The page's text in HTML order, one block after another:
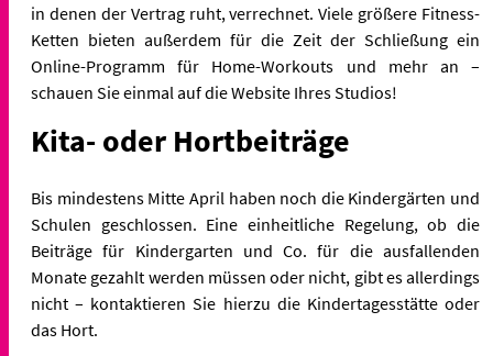
in denen der Vertrag ruht, verrechnet. Viele größere Fitness-
Ketten bieten außerdem für die Zeit der Schließung ein
Online-Programm für Home-Workouts und mehr an –
schauen Sie einmal auf die Website Ihres Studios!
Kita- oder Hortbeiträge
Bis mindestens Mitte April haben noch die Kindergärten und
Schulen geschlossen. Eine einheitliche Regelung, ob die
Beiträge für Kindergarten und Co. für die ausfallenden
Monate gezahlt werden müssen oder nicht, gibt es allerdings
nicht – kontaktieren Sie hierzu die Kindertagesstätte oder
das Hort.